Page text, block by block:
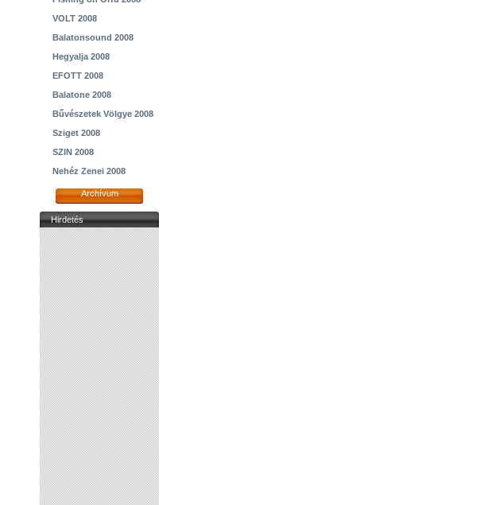
VOLT 2008
Balatonsound 2008
Hegyalja 2008
EFOTT 2008
Balatone 2008
Bűvészetek Völgye 2008
Sziget 2008
SZIN 2008
Nehéz Zenei 2008
Archívum
Hirdetés